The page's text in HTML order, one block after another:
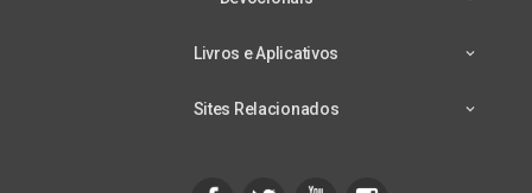
Livros e Aplicativos
Sites Relacionados